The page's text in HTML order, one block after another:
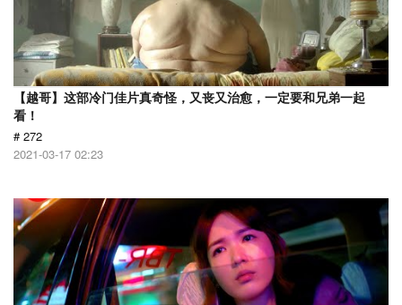
【越哥】这部冷门佳片真奇怪，又丧又治愈，一定要和兄弟一起
看！
# 272
2021-03-17 02:23